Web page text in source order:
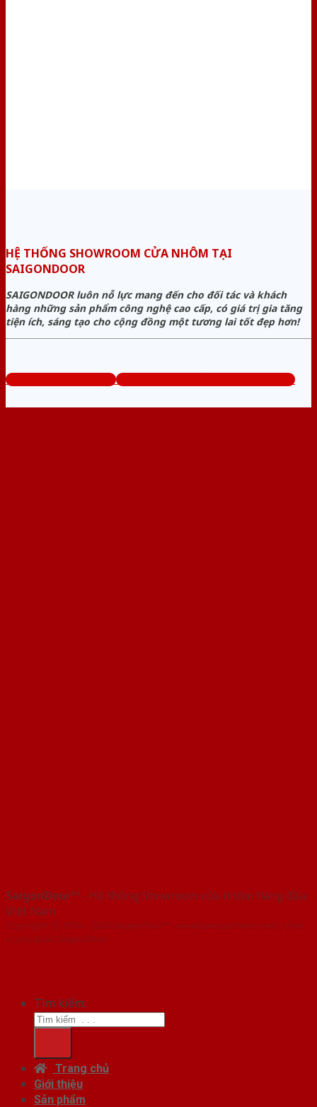
HỆ THỐNG SHOWROOM CỬA NHÔM TẠI
SAIGONDOOR
SAIGONDOOR luôn nỗ lực mang đến cho đối tác và khách
hàng những sản phẩm công nghệ cao cấp, có giá trị gia tăng
tiện ích, sáng tạo cho cộng đồng một tương lai tốt đẹp hơn!
www.bancuanhom.com Tổng đài tư vấn miễn phí: 0824.400.400
SaigonDoor™ - Hệ thống Showroom cửa nhôm hàng đầu
Việt Nam
Copyright ⓒ 2016 – 2026 SaigonDoor™ - www.bancuanhom.com | Đơn
vị chủ quản SaigonDoor
Tìm kiếm:
Trang chủ
Giới thiệu
Sản phẩm